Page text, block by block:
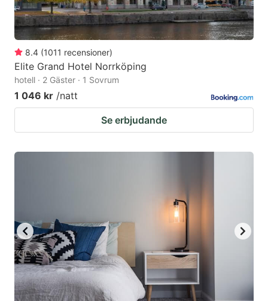
8.4 (1011 recensioner)
Elite Grand Hotel Norrköping
hotell · 2 Gäster · 1 Sovrum
1 046 kr /natt
Se erbjudande